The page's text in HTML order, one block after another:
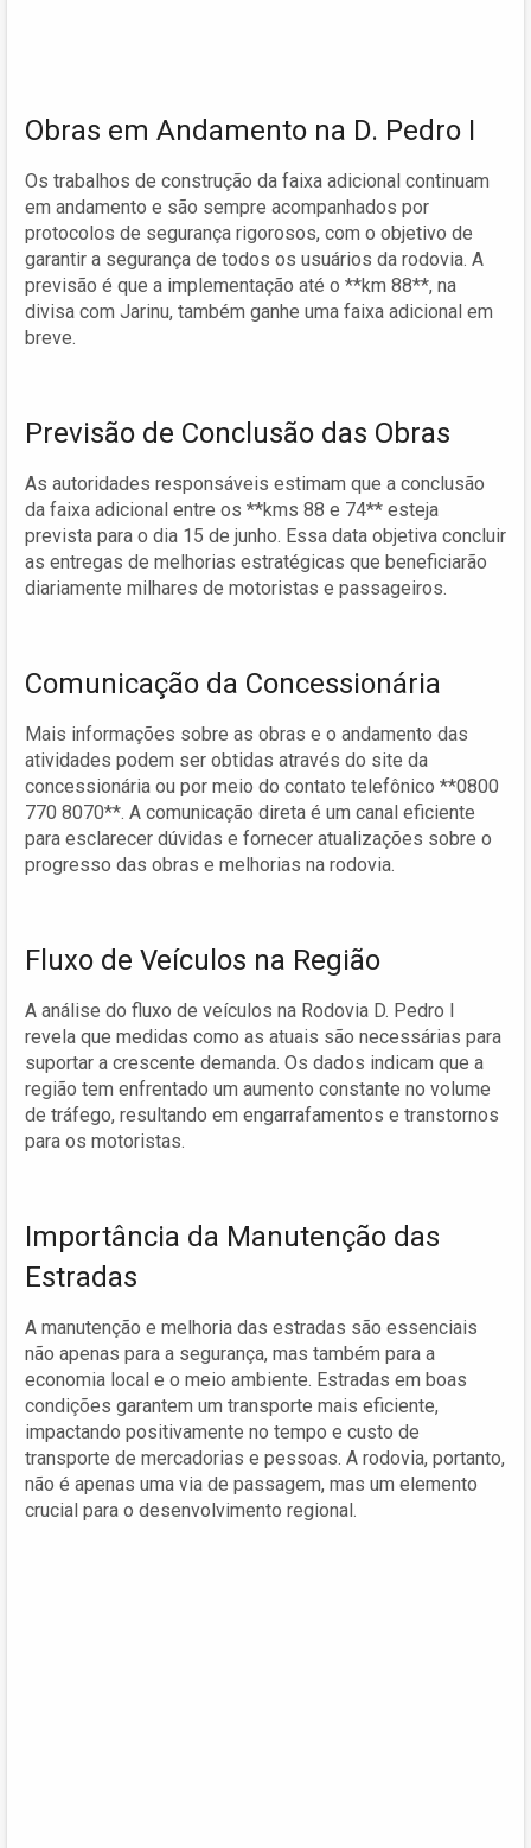
Obras em Andamento na D. Pedro I
Os trabalhos de construção da faixa adicional continuam
em andamento e são sempre acompanhados por
protocolos de segurança rigorosos, com o objetivo de
garantir a segurança de todos os usuários da rodovia. A
previsão é que a implementação até o **km 88**, na
divisa com Jarinu, também ganhe uma faixa adicional em
breve.
Previsão de Conclusão das Obras
As autoridades responsáveis estimam que a conclusão
da faixa adicional entre os **kms 88 e 74** esteja
prevista para o dia 15 de junho. Essa data objetiva concluir
as entregas de melhorias estratégicas que beneficiarão
diariamente milhares de motoristas e passageiros.
Comunicação da Concessionária
Mais informações sobre as obras e o andamento das
atividades podem ser obtidas através do site da
concessionária ou por meio do contato telefônico **0800
770 8070**. A comunicação direta é um canal eficiente
para esclarecer dúvidas e fornecer atualizações sobre o
progresso das obras e melhorias na rodovia.
Fluxo de Veículos na Região
A análise do fluxo de veículos na Rodovia D. Pedro I
revela que medidas como as atuais são necessárias para
suportar a crescente demanda. Os dados indicam que a
região tem enfrentado um aumento constante no volume
de tráfego, resultando em engarrafamentos e transtornos
para os motoristas.
Importância da Manutenção das
Estradas
A manutenção e melhoria das estradas são essenciais
não apenas para a segurança, mas também para a
economia local e o meio ambiente. Estradas em boas
condições garantem um transporte mais eficiente,
impactando positivamente no tempo e custo de
transporte de mercadorias e pessoas. A rodovia, portanto,
não é apenas uma via de passagem, mas um elemento
crucial para o desenvolvimento regional.